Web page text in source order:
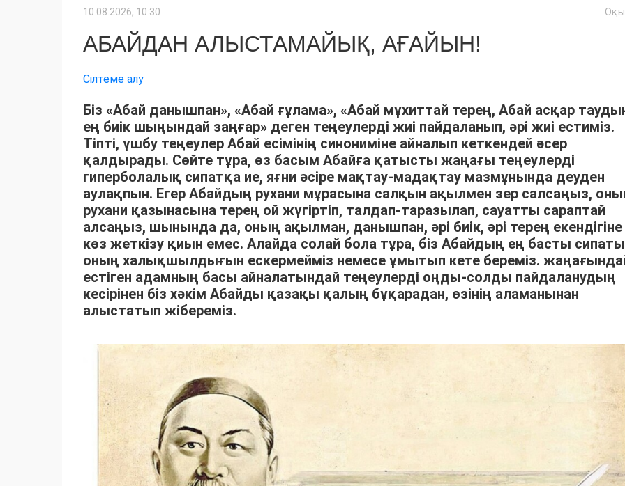
10.08.2026, 10:30
АБАЙДАН АЛЫСТАМАЙЫҚ, АҒАЙЫН!
Сілтеме алу
Біз «Абай данышпан», «Абай ғұлама», «Абай мұхиттай терең, Абай асқар
ең биік шыңындай заңғар» деген теңеулерді жиі пайдаланып, әрі жиі естиміз.
Тіпті, үшбу теңеулер Абай есімінің синониміне айналып кеткендей әсер
қалдырады. Сөйте тұра, өз басым Абайға қатысты жаңағы теңеулерді
гиперболалық сипатқа ие, яғни әсіре мақтау-мадақтау мазмұнында деуден
аулақпын. Егер Абайдың рухани мұрасына салқын ақылмен зер салсаңыз,
рухани қазынасына терең ой жүгіртіп, талдап-таразылап, сауатты сараптай
алсаңыз, шынында да, оның ақылман, данышпан, әрі биік, әрі терең екендігіне
көз жеткізу қиын емес. Алайда солай бола тұра, біз Абайдың ең басты
оның халықшылдығын ескермейміз немесе ұмытып кете береміз.
естіген адамның басы айналатындай теңеулерді оңды-солды пайдаланудың
кесірінен біз хәкім Абайды қазақы қалың бұқарадан, өзінің аламанынан
алыстатып жібереміз.